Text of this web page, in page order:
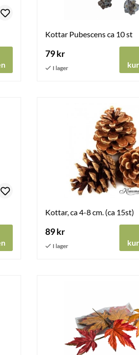
Kottar Pubescens ca 10 st
79 kr
Kottar, ca 4-8 cm. (ca 15st)
89 kr